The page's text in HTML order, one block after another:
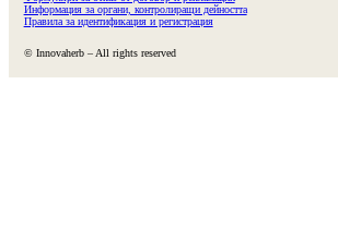
Информация за органи, контролиращи дейността
Правила за идентификация и регистрация
© Innovaherb – All rights reserved